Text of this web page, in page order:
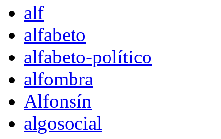
alf
alfabeto
alfabeto-político
alfombra
Alfonsín
algosocial